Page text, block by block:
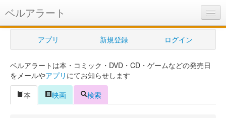
ベルアラート
ベルアラートとは
ヘルプ
新規登録
ログイン
アプリ 新規登録 ログイン
ベルアラートは本・コミック・DVD・CD・ゲームなどの発売日
をメールやアプリ にてお知らせします
本
映画 検索